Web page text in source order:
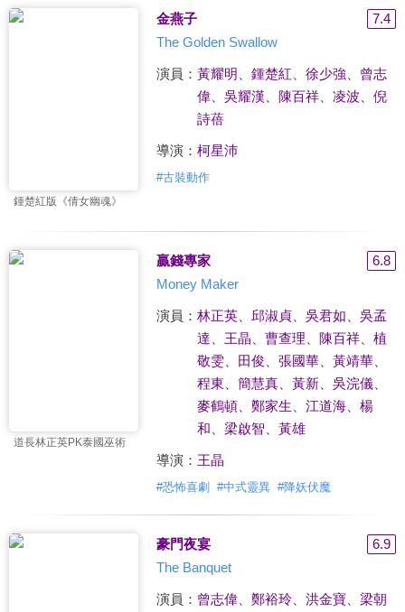
鍾楚紅版《倩女幽魂》
金燕子
7.4
The Golden Swallow
演員： 黃耀明 鍾楚紅 徐少強
曾志
偉、 吳耀漢 陳百祥、 凌波
倪
詩蓓
導演： 柯星沛
#古裝動作
道長林正英PK泰國巫術
贏錢專家
6.8
Money Maker
演員： 林正英、 邱淑貞、 吳君如
吳孟
達
王晶 曹查理 陳百祥、 植
敬雯、 田俊 張國華、 黃靖華、
程東
簡慧真、 黃新、 吳浣儀、
麥鶴頓、 鄭家生 江道海、 楊
和
梁啟智 黃雄
導演： 王晶
#恐怖喜劇 #中式靈異 #降妖伏魔
豪門夜宴
6.9
The Banquet
演員： 曾志偉、 鄭裕玲、 洪金寶、 梁朝